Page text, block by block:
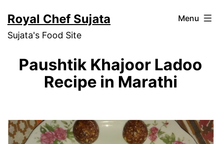
to
content
Royal Chef Sujata
Sujata's Food Site
Menu
Paushtik Khajoor Ladoo
Recipe in Marathi